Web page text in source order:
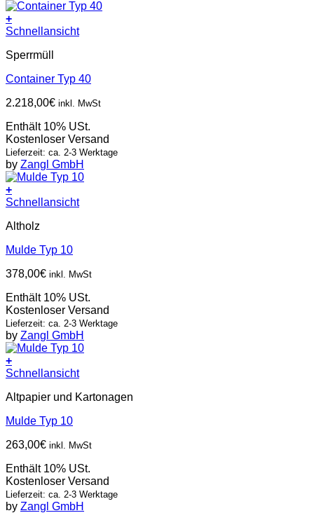
+
Schnellansicht
Sperrmüll
Container Typ 40
2.218,00€ inkl. MwSt
Enthält 10% USt.
Kostenloser Versand
Lieferzeit: ca. 2-3 Werktage
by Zangl GmbH
+
Schnellansicht
Altholz
Mulde Typ 10
378,00€ inkl. MwSt
Enthält 10% USt.
Kostenloser Versand
Lieferzeit: ca. 2-3 Werktage
by Zangl GmbH
+
Schnellansicht
Altpapier und Kartonagen
Mulde Typ 10
263,00€ inkl. MwSt
Enthält 10% USt.
Kostenloser Versand
Lieferzeit: ca. 2-3 Werktage
by Zangl GmbH